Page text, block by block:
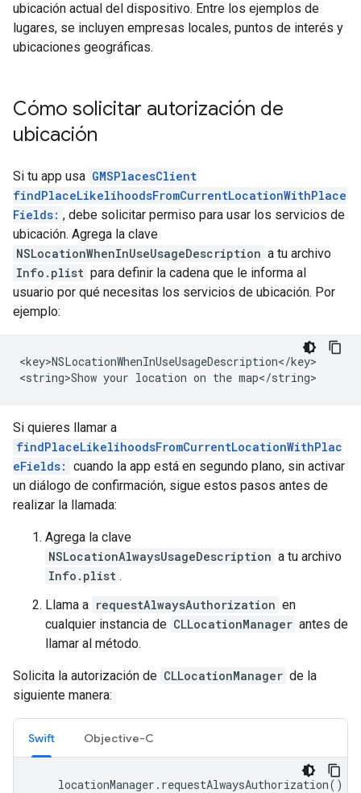
ubicación actual del dispositivo. Entre los ejemplos de
lugares, se incluyen empresas locales, puntos de interés y
ubicaciones geográficas.
Cómo solicitar autorización de
ubicación
Si tu app usa GMSPlacesClient
findPlaceLikelihoodsFromCurrentLocationWithPlace
Fields: , debe solicitar permiso para usar los servicios de
ubicación. Agrega la clave
NSLocationWhenInUseUsageDescription a tu archivo
Info.plist para definir la cadena que le informa al
usuario por qué necesitas los servicios de ubicación. Por
ejemplo:
<key>NSLocationWhenInUseUsageDescription</key>
<string>Show your location on the map</string>
Si quieres llamar a
findPlaceLikelihoodsFromCurrentLocationWithPlac
eFields: cuando la app está en segundo plano, sin activar
un diálogo de confirmación, sigue estos pasos antes de
realizar la llamada:
Agrega la clave
NSLocationAlwaysUsageDescription a tu archivo
Info.plist .
Llama a requestAlwaysAuthorization en
cualquier instancia de CLLocationManager antes de
llamar al método.
Solicita la autorización de CLLocationManager de la
siguiente manera:
Swift Objective-C
locationManager . requestAlwaysAuthorization()